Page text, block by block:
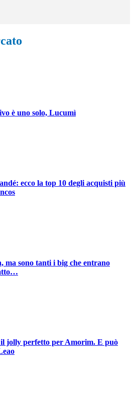
è uno solo, Lucumì
ecco la top 10 degli acquisti più
ma sono tanti i big che entrano
jolly perfetto per Amorim. E può